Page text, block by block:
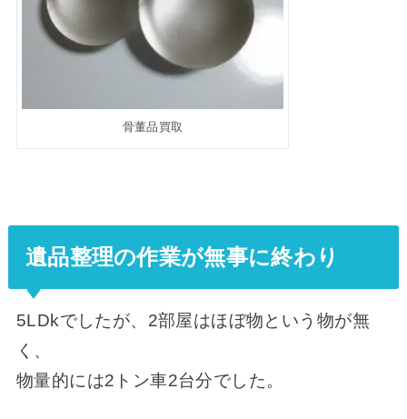
骨董品買取
遺品整理の作業が無事に終わり
5LDkでしたが、2部屋はほぼ物という物が無
く、
物量的には2トン車2台分でした。